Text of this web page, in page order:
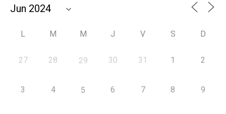
L M M J V S D
27 28 29 30 31 1 2
3 4 5 6 7 8 9